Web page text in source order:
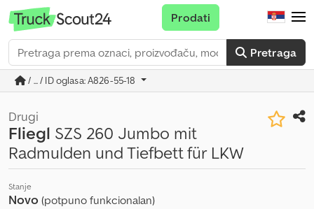
Pretraga
Prodati
/ ... / ID oglasa: A826-55-18
Drugi
Fliegl SZS 260 Jumbo mit
Radmulden und Tiefbett für LKW
Stanje
Novo (potpuno funkcionalan)